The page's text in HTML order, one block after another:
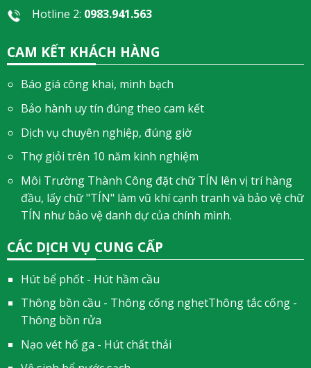
Hotline 2: 0983.941.563
CAM KẾT KHÁCH HÀNG
Báo giá công khai, minh bạch
Bảo hành uy tín đúng theo cam kết
Dịch vụ chuyên nghiệp, đúng giờ
Thợ giỏi trên 10 năm kinh nghiệm
Môi Trường Thành Công đặt chữ TÍN lên vị trí hàng
đầu, lấy chữ "TÍN" làm vũ khí cạnh tranh và bảo vệ chữ
TÍN như bảo vệ danh dự của chính mình.
CÁC DỊCH VỤ CUNG CẤP
Hút bể phốt - Hút hầm cầu
Thông bồn cầu - Thông cống nghẹtThông tắc cống -
Thông bồn rửa
Nạo vét hố ga - Hút chất thải